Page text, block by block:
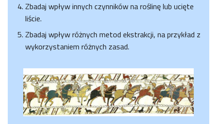
Zbadaj wpływ innych czynników na roślinę lub ucięte
liście.
Zbadaj wpływ różnych metod ekstrakcji, na przykład z
wykorzystaniem różnych zasad.